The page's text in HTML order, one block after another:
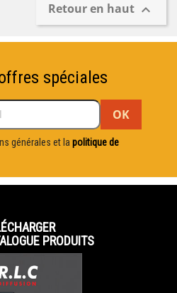
Retour en haut 
spéciales
générales et la politique de
PRODUITS